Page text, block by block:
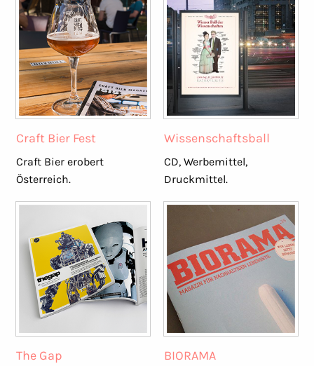
Craft Bier Fest
Craft Bier erobert
Österreich.
Wissenschaftsball
CD, Werbemittel,
Druckmittel.
The Gap BIORAMA